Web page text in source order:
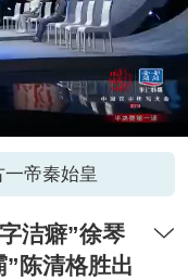
帝秦始皇
洁癖”徐琴
陈清格胜出